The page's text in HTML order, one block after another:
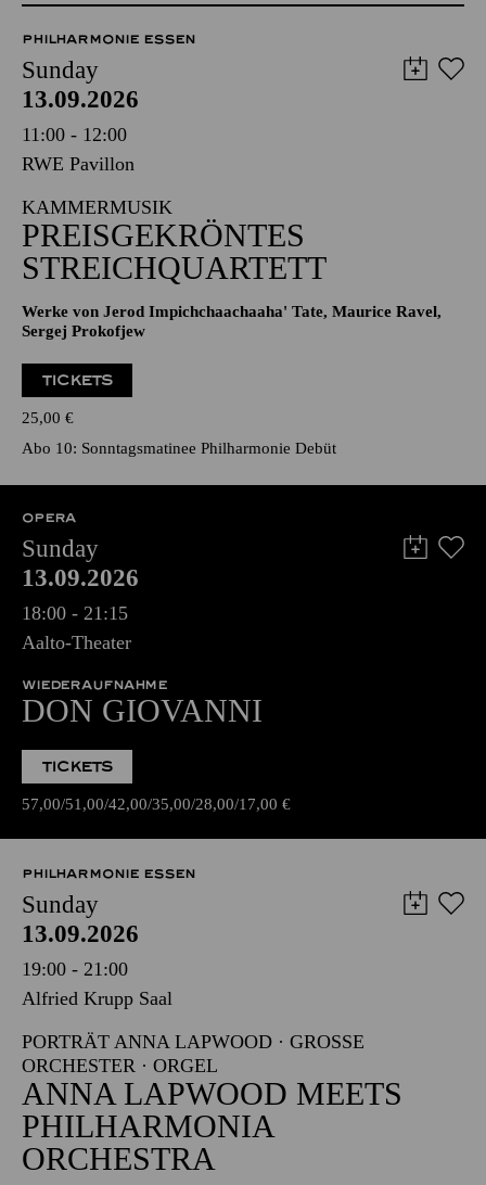
PHILHARMONIE ESSEN
Sunday
13.09.2026
11:00 - 12:00
RWE Pavillon
KAMMERMUSIK
PREISGEKRÖNTES
STREICHQUARTETT
Werke von Jerod Impichchaachaaha' Tate, Maurice Ravel,
Sergej Prokofjew
TICKETS
25,00 €
Abo 10: Sonntagsmatinee Philharmonie Debüt
OPERA
Sunday
13.09.2026
18:00 - 21:15
Aalto-Theater
WIEDERAUFNAHME
DON GIOVANNI
TICKETS
57,00 51,00 42,00 35,00 28,00 17,00 €
PHILHARMONIE ESSEN
Sunday
13.09.2026
19:00 - 21:00
Alfried Krupp Saal
PORTRÄT ANNA LAPWOOD · GROSSE O
RCHESTER · ORGEL
ANNA LAPWOOD MEETS
PHILHARMONIA
ORCHESTRA